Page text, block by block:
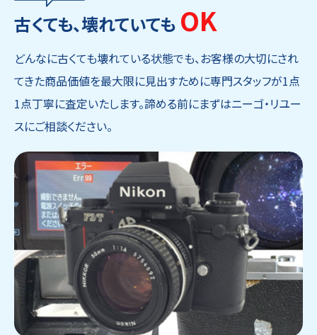
古くても、壊れていても OK
どんなに古くても壊れている状態でも、お客様の大切にされ
てきた商品価値を最大限に見出すために専門スタッフが1点
1点丁寧に査定いたします。諦める前にまずはニーゴ・リユー
スにご相談ください。